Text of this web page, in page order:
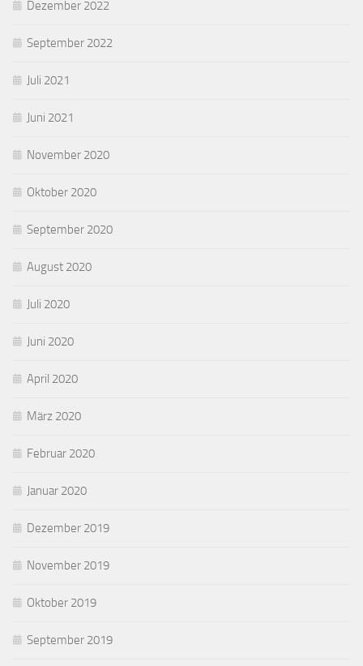
Dezember 2022
September 2022
Juli 2021
Juni 2021
November 2020
Oktober 2020
September 2020
August 2020
Juli 2020
Juni 2020
April 2020
März 2020
Februar 2020
Januar 2020
Dezember 2019
November 2019
Oktober 2019
September 2019